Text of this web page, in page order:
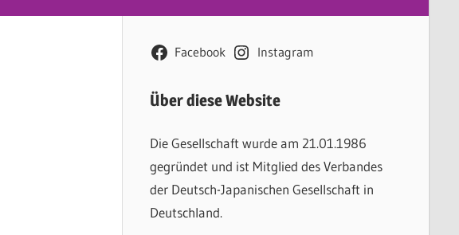
Facebook Instagram
Über diese Website
Die Gesellschaft wurde am 21.01.1986
gegründet und ist Mitglied des Verbandes
der Deutsch-Japanischen Gesellschaft in
Deutschland.